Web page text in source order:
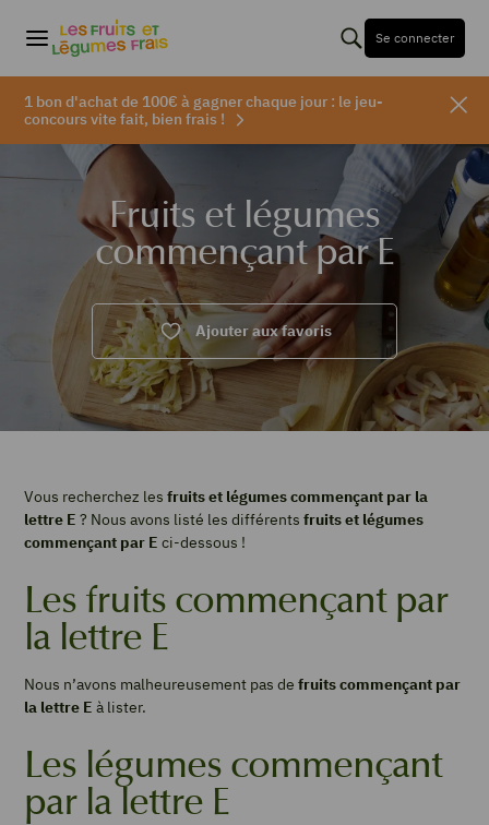
Se connecter
1 bon d'achat de 100€ à gagner chaque jour : le jeu-
concours vite fait, bien frais !
Fruits et légumes
commençant par E
Ajouter aux favoris
Vous recherchez les fruits et légumes commençant par la
lettre E ? Nous avons listé les différents fruits et légumes
commençant par E ci-dessous !
Les fruits commençant par
la lettre E
Nous n’avons malheureusement pas de fruits commençant par
la lettre E à lister.
Les légumes commençant
par la lettre E